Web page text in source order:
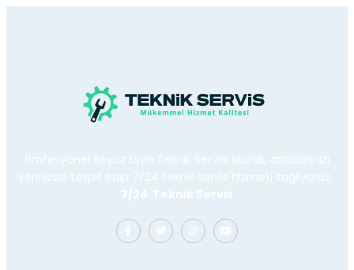
Profesyonel Beyaz Eşya Teknik Servisi olarak, arızalarınızı
yerinizde tespit edip 7/24 teknik servis hizmeti sağlıyoruz.
7/24 Teknik Servis